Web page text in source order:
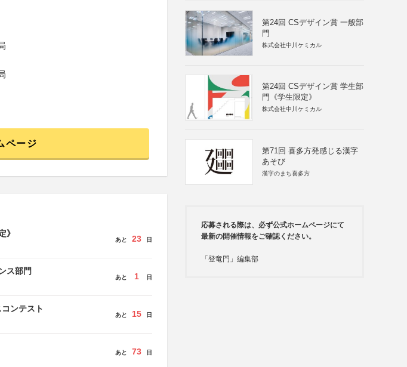
ページ
》
あと 23 日
ス部門
あと 1 日
ンテスト
あと 15 日
あと 73 日
第24回 CSデザイン賞 一般部
門
株式会社中川ケミカル
第24回 CSデザイン賞 学生部
門《学生限定》
株式会社中川ケミカル
第71回 喜多方発感じる漢字
あそび
漢字のまち喜多方
応募される際は、必ず公式ホームページにて
最新の開催情報をご確認ください。
「登竜門」編集部